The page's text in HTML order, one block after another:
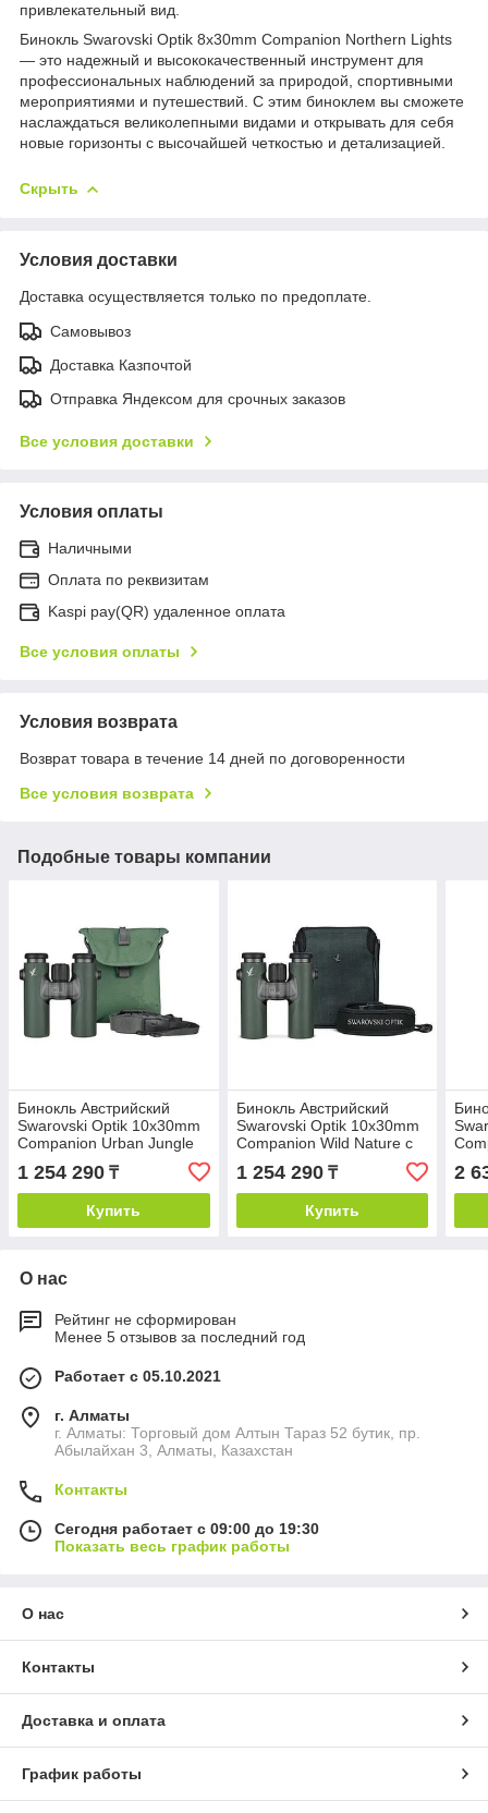
привлекательный вид.
Бинокль Swarovski Optik 8x30mm Companion Northern Lights
— это надежный и высококачественный инструмент для
профессиональных наблюдений за природой, спортивными
мероприятиями и путешествий. С этим биноклем вы сможете
наслаждаться великолепными видами и открывать для себя
новые горизонты с высочайшей четкостью и детализацией.
Скрыть
Условия доставки
Доставка осуществляется только по предоплате.
Самовывоз
Доставка Казпочтой
Отправка Яндексом для срочных заказов
Все условия доставки
Условия оплаты
Наличными
Оплата по реквизитам
Kaspi pay(QR) удаленное оплата
Все условия оплаты
Условия возврата
Возврат товара в течение 14 дней по договоренности
Все условия возврата
Подобные товары компании
Бинокль Австрийский
Swarovski Optik 10x30mm
Companion Urban Jungle
Roof Prism, 6.2° AoV
1 254 290 ₸
Купить
Бинокль Австрийский
Swarovski Optik 10x30mm
Companion Wild Nature с
Roof Prism, 6.2° AoV
1 254 290₸
Купить
2
О нас
Рейтинг не сформирован
Менее 5 отзывов за последний год
Работает с 05.10.2021
г. Алматы
г. Алматы: Торговый дом Алтын Тараз 52 бутик, пр.
Абылайхан 3, Алматы, Казахстан
Контакты
Сегодня работает с 09:00 до 19:30
Показать весь график работы
О нас
Контакты
Доставка и оплата
График работы